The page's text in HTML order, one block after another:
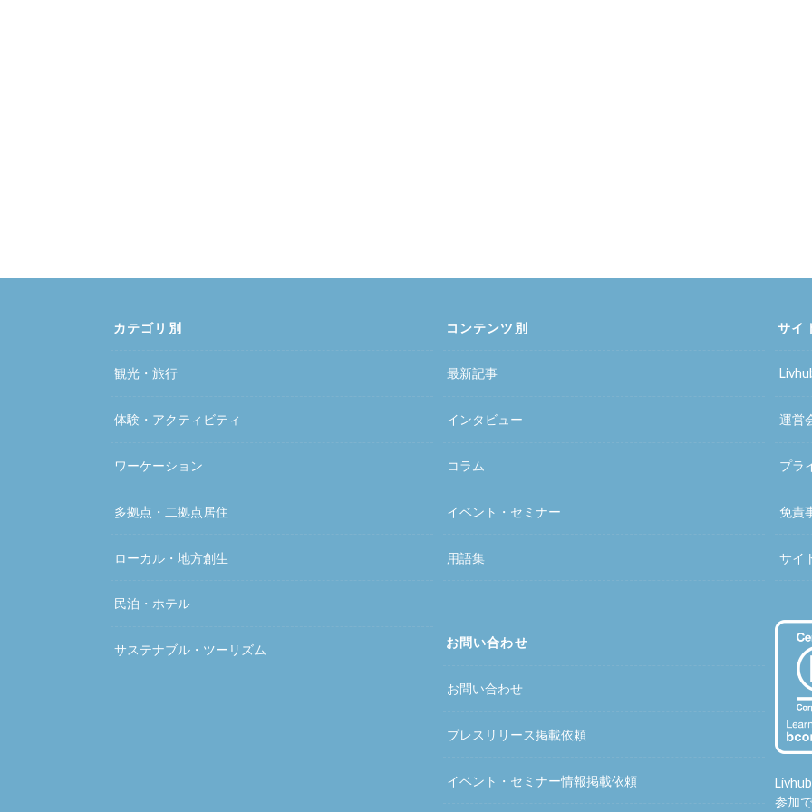
カテゴリ別
観光・旅行
体験・アクティビティ
ワーケーション
多拠点・二拠点居住
ローカル・地方創生
民泊・ホテル
サステナブル・ツーリズム
コンテンツ別
最新記事
インタビュー
コラム
イベント・セミナー
用語集
お問い合わせ
お問い合わせ
プレスリリース掲載依頼
イベント・セミナー情報掲載依頼
サイ
運営
プラ
免責
サイ
参加